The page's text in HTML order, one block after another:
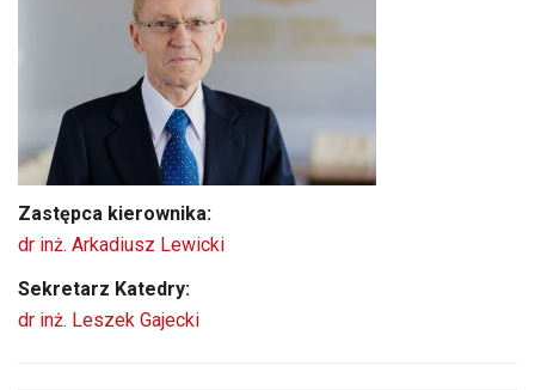
Zastępca kierownika:
dr inż. Arkadiusz Lewicki
Sekretarz Katedry:
dr inż. Leszek Gajecki